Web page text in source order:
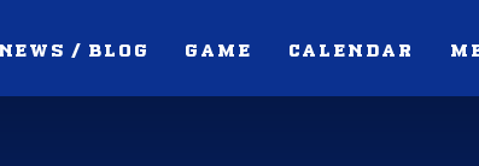
NEWS / BLOG GAME CALENDAR